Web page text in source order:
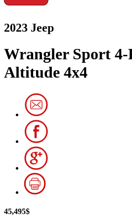
2023 Jeep
Wrangler Sport 4-
Altitude 4x4
45,495$